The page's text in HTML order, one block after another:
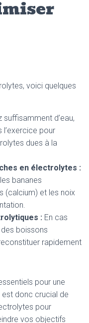
voici quelques
suffisamment d’eau,
l’exercice pour
dues à la
en électrolytes :
bananes
(calcium) et les noix
: En cas
boissons
rapidement
pour une
donc crucial de
pour
vos objectifs